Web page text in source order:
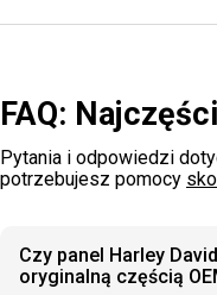
FAQ:
Pytania i odpowiedzi
potrzebujesz pomocy
Czy panel Harley
oryginalną częścią